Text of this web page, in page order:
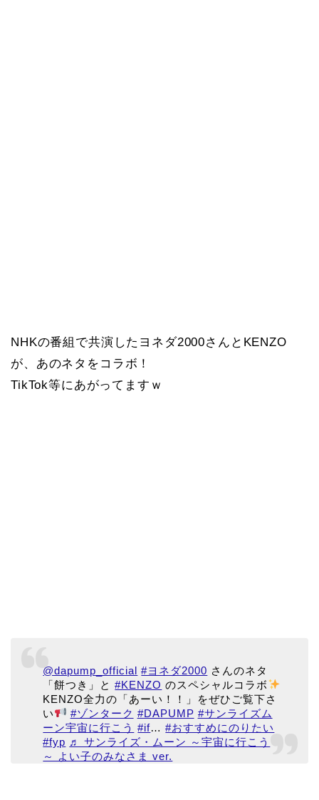
NHKの番組で共演したヨネダ2000さんとKENZO
が、あのネタをコラボ！
TikTok等にあがってますｗ
@dapump_official #ヨネダ2000 さんのネタ
「餅つき」と#KENZO のスペシャルコラボ
KENZO全力の「あーい！！」をぜひご覧下さ
い
#ゾンターク #DAPUMP #サンライズム
ーン宇宙に行こう
#if…#おすすめにのりたい
#fyp ♬ サンライズ・ムーン ～宇宙に行こう
～ よい子のみなさま ver.